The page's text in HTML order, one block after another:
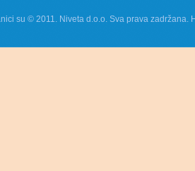
su © 2011. Niveta d.o.o. Sva prava zadržana.